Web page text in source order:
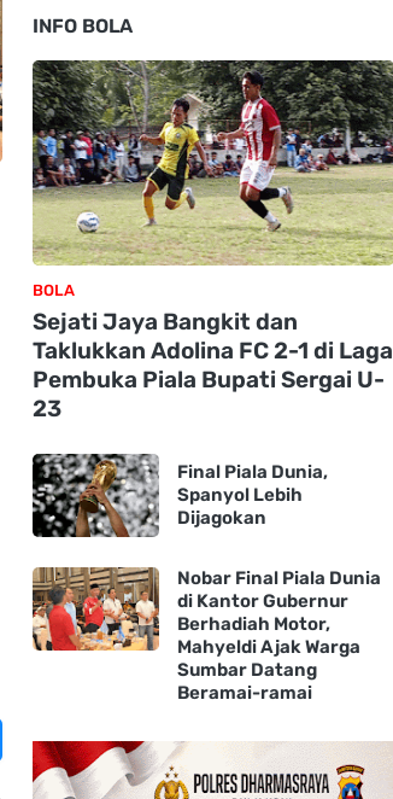
INFO BOLA
BOLA
Sejati Jaya Bangkit dan
Taklukkan Adolina FC 2-1 di Laga
Pembuka Piala Bupati Sergai U-
23
Final Piala Dunia,
Spanyol Lebih
Dijagokan
Nobar Final Piala Dunia
di Kantor Gubernur
Berhadiah Motor,
Mahyeldi Ajak Warga
Sumbar Datang
Beramai-ramai